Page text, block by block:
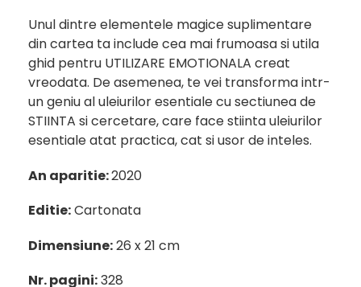
Unul dintre elementele magice suplimentare
din cartea ta include cea mai frumoasa si utila
ghid pentru UTILIZARE EMOTIONALA creat
vreodata. De asemenea, te vei transforma intr-
un geniu al uleiurilor esentiale cu sectiunea de
STIINTA si cercetare, care face stiinta uleiurilor
esentiale atat practica, cat si usor de inteles.
An aparitie:2020
Editie:Cartonata
Dimensiune:26 x 21 cm
Nr. pagini:328